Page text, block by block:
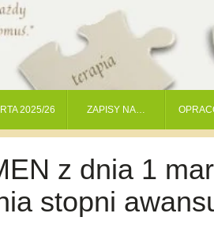
2025/26 ZAPISY NA…
z dnia 1
stopni